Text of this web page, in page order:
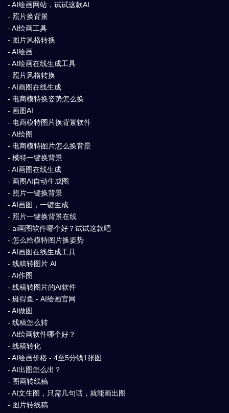
- AI绘画网站，试试这款AI
- 照片换背景
- AI绘画工具
- 图片风格转换
- AI绘画
- AI绘画在线生成工具
- 照片风格转换
- AI画图在线生成
- 电商模特换姿势怎么换
- 画图AI
- 电商模特图片换背景软件
- AI绘图
- 电商模特图片怎么换背景
- 模特一键换背景
- AI画图在线生成
- 画图AI自动生成图
- 照片一键换背景
- AI画图，一键生成
- 照片一键换背景在线
- ai画图软件哪个好？试试这款吧
- 怎么给模特图片换姿势
- AI画图在线生成工具
- 线稿转图片 AI
- AI作图
- 线稿转图片的AI软件
- 斑得鱼 - AI绘画官网
- AI做图
- 线稿怎么转
- AI绘画软件哪个好？
- 线稿转化
- AI绘画价格 - 4至5分钱1张图
- AI出图怎么出？
- 图画转线稿
- AI文生图，只需几句话，就能画出图
- 图片转线稿